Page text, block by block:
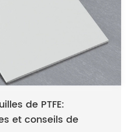
de PTFE:
et conseils de